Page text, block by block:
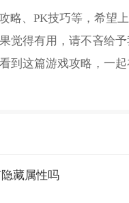
略、PK技巧等，希望
觉得有用，请不吝给
到这篇游戏攻略，一
藏属性吗